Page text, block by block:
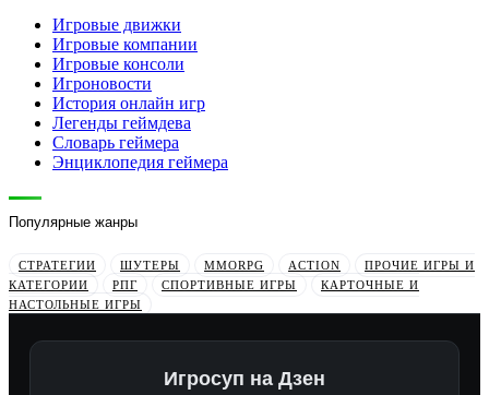
Игровые движки
Игровые компании
Игровые консоли
Игроновости
История онлайн игр
Легенды геймдева
Словарь геймера
Энциклопедия геймера
Популярные жанры
СТРАТЕГИИ ШУТЕРЫ MMORPG ACTION
ПРОЧИЕ ИГРЫ И
КАТЕГОРИИ
РПГ СПОРТИВНЫЕ ИГРЫ
КАРТОЧНЫЕ И
НАСТОЛЬНЫЕ ИГРЫ
Игросуп на Дзен